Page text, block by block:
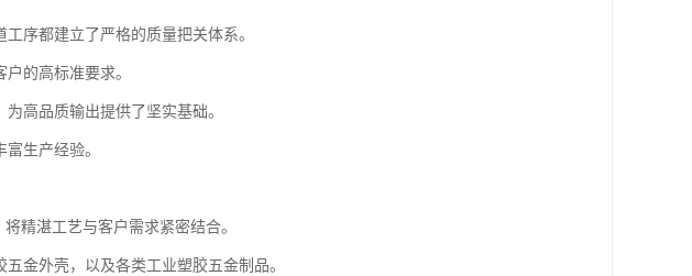
序都建立了严格的质量把关体系。
的高标准要求。
高品质输出提供了坚实基础。
生产经验。
精湛工艺与客户需求紧密结合。
金外壳，以及各类工业塑胶五金制品。